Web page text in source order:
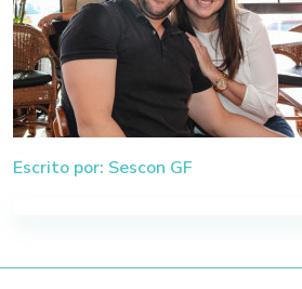
Escrito por: Sescon GF